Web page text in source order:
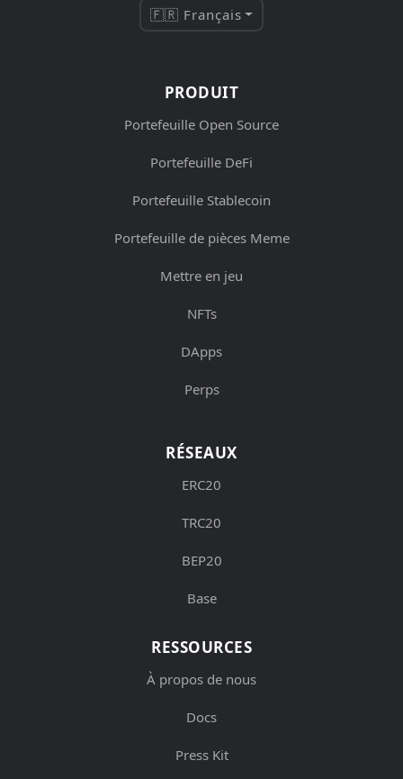
🇫🇷 Français
PRODUIT
Portefeuille Open Source
Portefeuille DeFi
Portefeuille Stablecoin
Portefeuille de pièces Meme
Mettre en jeu
NFTs
DApps
Perps
RÉSEAUX
ERC20
TRC20
BEP20
Base
RESSOURCES
À propos de nous
Docs
Press Kit